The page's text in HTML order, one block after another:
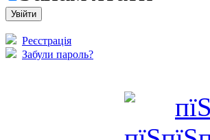
Реєстрація
Забули пароль?